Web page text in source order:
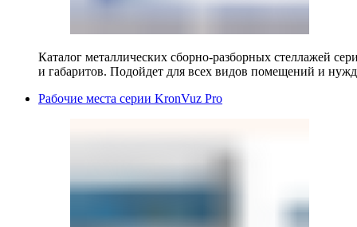
Каталог металлических сборно-разборных стеллажей
и габаритов. Подойдет для всех видов помещений и
Рабочие места серии KronVuz Pro